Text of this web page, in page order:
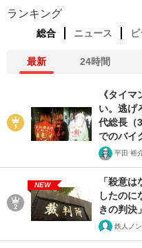
ランキング
総合 ニュース
最新 24時間
《タイ
い。逃げ
代総長（
でのバイ
平田 裕
NEW
「殺意
したの
きの判決
鉄人ノ